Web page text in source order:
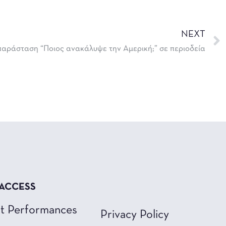
NEXT
“Ποιος ανακάλυψε την Αμερική;” σε περιοδεία
Performances
Privacy Policy